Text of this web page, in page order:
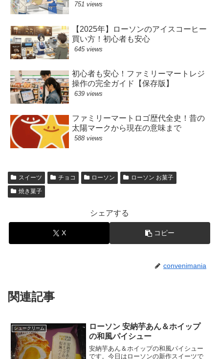
751 views
【2025年】ローソンのアイスコーヒー
買い方！初心者も安心
645 views
初心者も安心！ファミリーマートレジ
操作の完全ガイド【保存版】
639 views
ファミリーマートロゴ歴代全史！昔の
太陽マークから現在の意味まで
588 views
スイーツ チョコ ローソン
ローソン お菓子
焼き菓子
シェアする
X コピー
convenimania
関連記事
シュークリーム
ローソン 安納芋あん＆ホイップ
の和風パイシュー
安納芋あん＆ホイップの和風パイシュー
です。今日はローソンの新作スイーツで